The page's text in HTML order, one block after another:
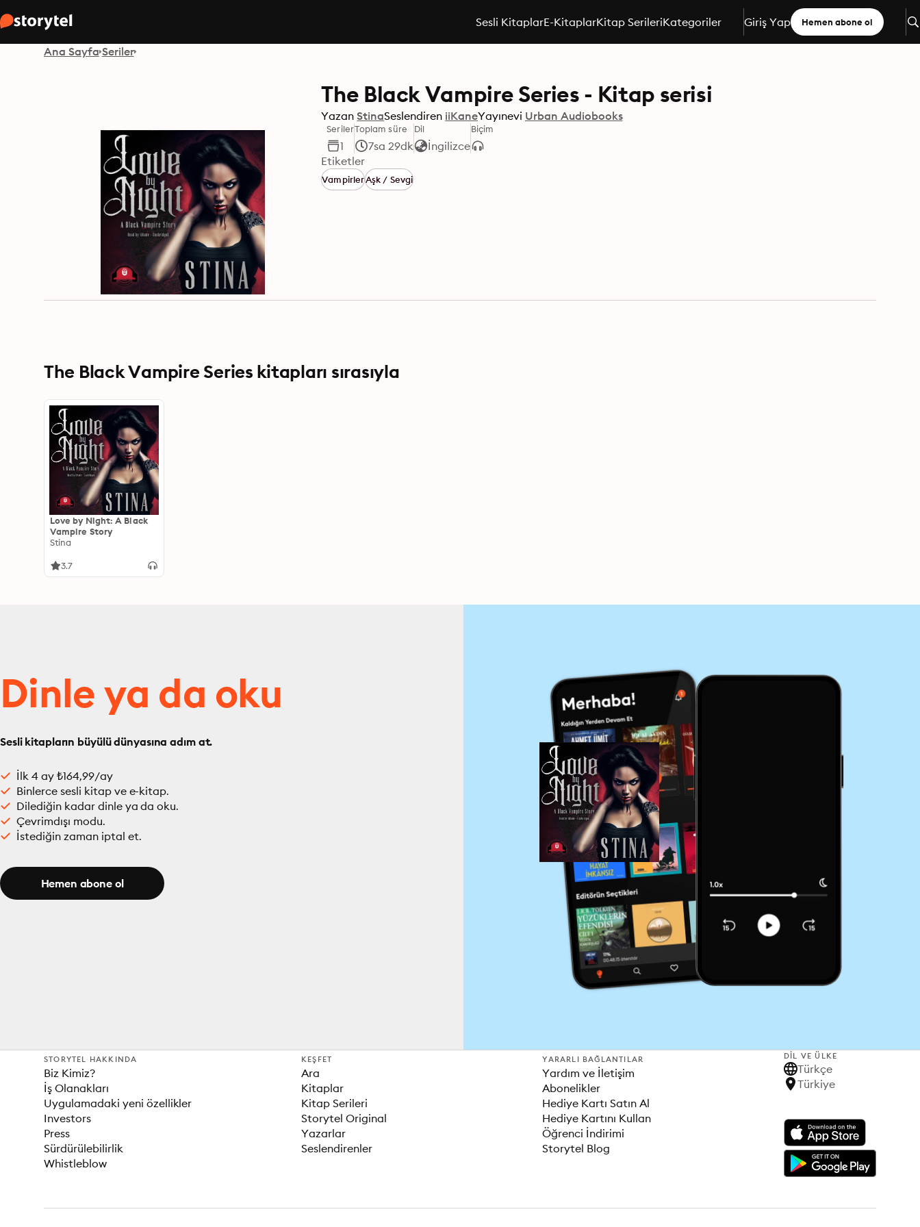
Sesli KitaplarE-KitaplarKitap SerileriKategoriler Giriş Yap Hemen abone ol
Ana Sayfa Seriler
The Black Vampire Series - Kitap serisi
Yazan StinaSeslendiren iiKaneYayınevi Urban Audiobooks
Seriler
1
Toplam süre
7sa 29dk
Dil
İngilizce
Biçim
Etiketler
VampirlerAşk / Sevgi
The Black Vampire Series kitapları sırasıyla
Love by Night: A Black
Vampire Story
Stina
3.7
Dinle ya da oku
Sesli kitapların büyülü dünyasına adım at.
İlk 4 ay ₺164,99/ay
Binlerce sesli kitap ve e-kitap.
Dilediğin kadar dinle ya da oku.
Çevrimdışı modu.
İstediğin zaman iptal et.
Hemen abone ol
STORYTEL HAKKINDA
Biz Kimiz?
İş Olanakları
Uygulamadaki yeni özellikler
Investors
Press
Sürdürülebilirlik
Whistleblow
KEŞFET
Ara
Kitaplar
Kitap Serileri
Storytel Original
Yazarlar
Seslendirenler
YARARLI BAĞLANTILAR
Yardım ve İletişim
Abonelikler
Hediye Kartı Satın Al
Hediye Kartını Kullan
Öğrenci İndirimi
Storytel Blog
DIL VE ÜLKE
Türkçe
Türkiye